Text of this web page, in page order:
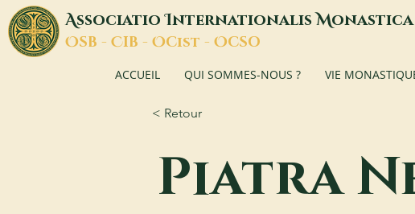
AssociatioInternationalisMonastica
OSB - CIB - OCist - OCSO
ACCUEIL QUI SOMMES-NOUS ? VIE
< Retour
Piatra